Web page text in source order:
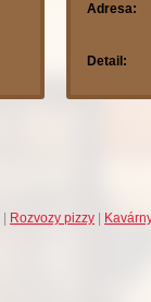
Adresa:
Detail:
Rozvozy pizzy